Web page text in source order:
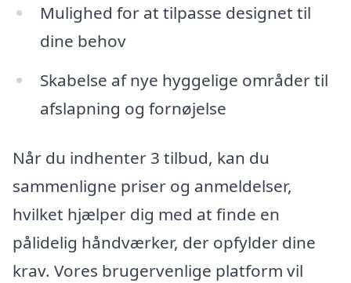
Mulighed for at tilpasse designet til
dine behov
Skabelse af nye hyggelige områder til
afslapning og fornøjelse
Når du indhenter 3 tilbud, kan du
sammenligne priser og anmeldelser,
hvilket hjælper dig med at finde en
pålidelig håndværker, der opfylder dine
krav. Vores brugervenlige platform vil